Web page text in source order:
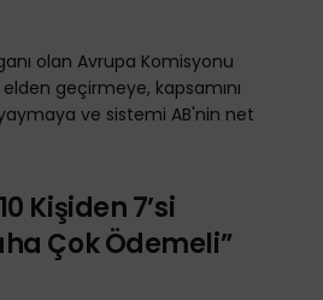
olan Avrupa Komisyonu
geçirmeye, kapsamını
ve sistemi AB'nin net
Kişiden 7’si
Çok Ödemeli”